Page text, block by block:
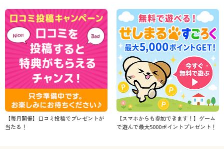
【毎月開催】口コミ投稿でプレゼントが
当たる！
【スマホからも参加できます！】ゲーム
で遊んで最大5000ポイントプレゼント！